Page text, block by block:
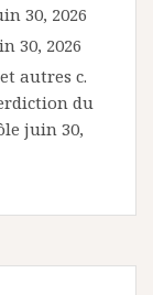
30, 2026
30, 2026
autres c.
du
juin 30,